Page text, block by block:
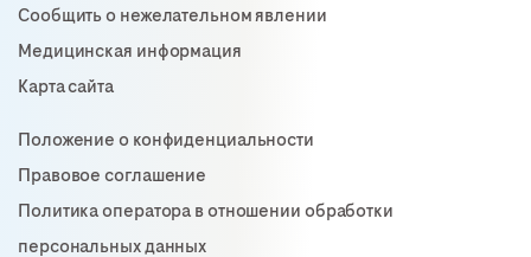
Сообщить о нежелательном явлении
Медицинская информация
Карта сайта
Положение о конфиденциальности
Правовое соглашение
Политика оператора в отношении обработки
персональных данных